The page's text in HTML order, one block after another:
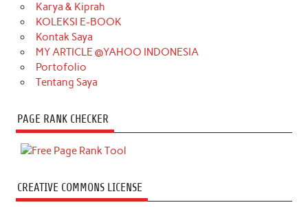
Karya & Kiprah
KOLEKSI E-BOOK
Kontak Saya
MY ARTICLE @YAHOO INDONESIA
Portofolio
Tentang Saya
PAGE RANK CHECKER
CREATIVE COMMONS LICENSE